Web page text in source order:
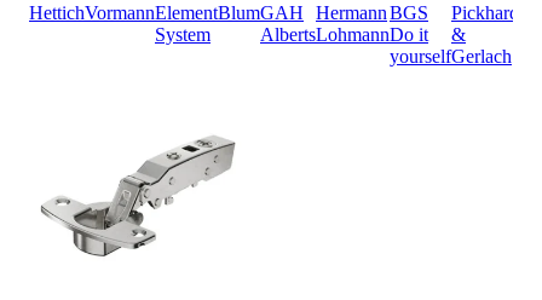
HettichVormannElement
System
BlumGAH
Alberts
Hermann
Lohmann
BGS
Do it
yourself
Pickhardt
&
Gerlach